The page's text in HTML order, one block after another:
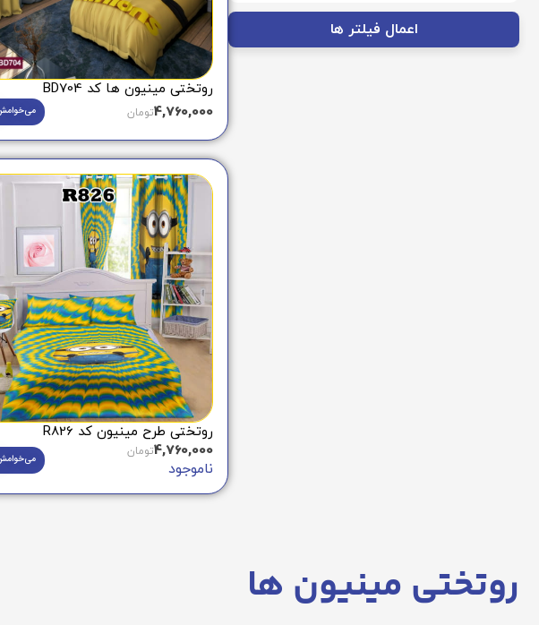
اعمال فیلتر ها
روتختی مینیون ها کد BD704
4,760,000تومان
روتختی طرح مینیون کد R826
4,760,000تومان
ناموجود
روتختی مینیون ها